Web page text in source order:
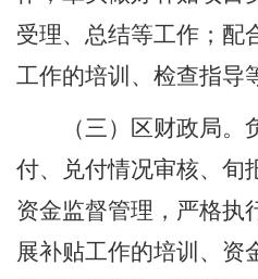
受理、总结等工作；配
工作的培训、检查指导
（三）区财政局。
付、兑付情况审核、旬
资金监督管理，严格执
展补贴工作的培训、资